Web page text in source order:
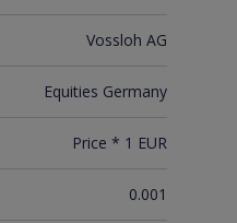
Vossloh AG
Equities Germany
Price * 1 EUR
0.001